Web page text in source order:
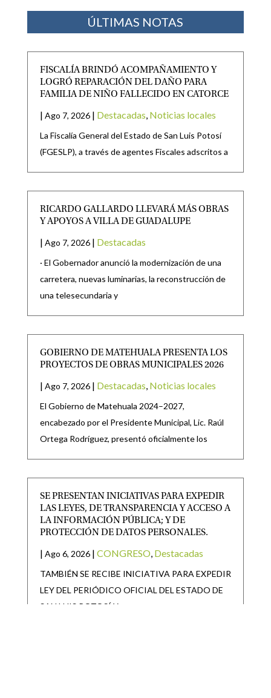
ÚLTIMAS NOTAS
FISCALÍA BRINDÓ ACOMPAÑAMIENTO Y
LOGRÓ REPARACIÓN DEL DAÑO PARA
FAMILIA DE NIÑO FALLECIDO EN CATORCE
| Ago 7, 2026 | Destacadas, Noticias locales
La Fiscalía General del Estado de San Luis Potosí
(FGESLP), a través de agentes Fiscales adscritos a
RICARDO GALLARDO LLEVARÁ MÁS OBRAS
Y APOYOS A VILLA DE GUADALUPE
| Ago 7, 2026 | Destacadas
· El Gobernador anunció la modernización de una
carretera, nuevas luminarias, la reconstrucción de
una telesecundaria y
GOBIERNO DE MATEHUALA PRESENTA LOS
PROYECTOS DE OBRAS MUNICIPALES 2026
| Ago 7, 2026 | Destacadas, Noticias locales
El Gobierno de Matehuala 2024–2027,
encabezado por el Presidente Municipal, Lic. Raúl
Ortega Rodríguez, presentó oficialmente los
SE PRESENTAN INICIATIVAS PARA EXPEDIR
LAS LEYES, DE TRANSPARENCIA Y ACCESO A
LA INFORMACIÓN PÚBLICA; Y DE
PROTECCIÓN DE DATOS PERSONALES.
| Ago 6, 2026 | CONGRESO, Destacadas
TAMBIÉN SE RECIBE INICIATIVA PARA EXPEDIR
LEY DEL PERIÓDICO OFICIAL DEL ESTADO DE
SAN LUIS POTOSÍ Y